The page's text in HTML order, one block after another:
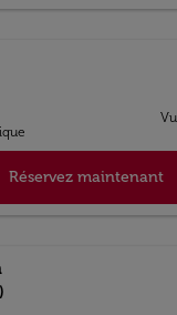
Réservez maintenant